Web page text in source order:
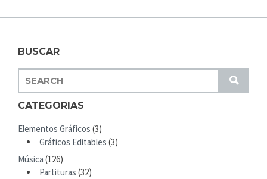
BUSCAR
S
U
A
C
F
CATEGORIAS
Elementos Gráficos (3)
Gráficos Editables (3)
Música (126)
Partituras (32)